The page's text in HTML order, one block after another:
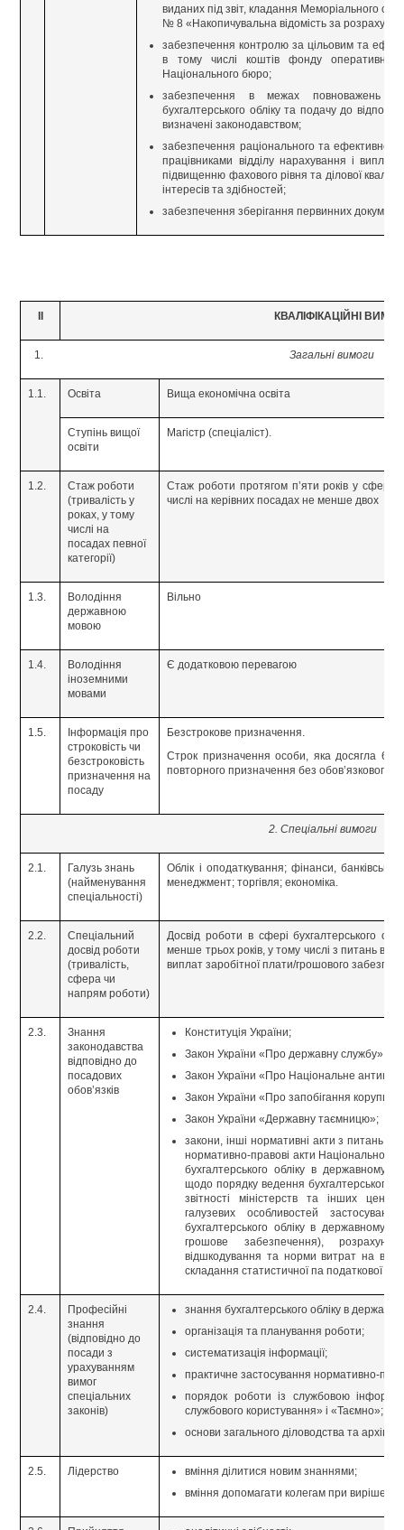
виданих під звіт, кладання Меморіального
№ 8 «Накопичувальна відомість за
забезпечення контролю за цільовим та
в тому числі коштів фонду оперативно
Національного бюро;
забезпечення в межах повноважень
бухгалтерського обліку та подачу до
визначені законодавством;
забезпечення раціонального та ефективного
працівниками відділу нарахування і виплат
підвищенню фахового рівня та ділової
інтересів та здібностей;
забезпечення зберігання первинних
КВАЛІФІКАЦІЙНІ
Загальні вимоги
1.1. Освіта Вища економічна освіта
Ступінь вищої
освіти
Магістр (спеціаліст).
1.2.
Стаж роботи
(тривалість у
роках, у тому
числі на
посадах певної
категорії)
Стаж роботи протягом п’яти років у сфері
числі на керівних посадах не менше двох
1.3.
Володіння
державною
мовою
Вільно
1.4.
Володіння
іноземними
мовами
Є додатковою перевагою
1.5.
Інформація про
строковість чи
безстроковість
призначення на
посаду
Безстрокове призначення.
Строк призначення особи, яка досягла 65-
повторного призначення без обов’язкового
2. Спеціальні вимоги
2.1.
Галузь знань
(найменування
спеціальності)
Облік і оподаткування; фінанси,
менеджмент; торгівля; економіка.
2.2.
Спеціальний
досвід роботи
(тривалість,
сфера чи
напрям роботи)
Досвід роботи в сфері бухгалтерського
менше трьох років, у тому числі з питань
виплат заробітної плати/грошового
2.3.
Знання
законодавства
відповідно до
посадових
обов’язків
Конституція України;
Закон України «Про державну службу»;
Закон України «Про Національне
Закон України «Про запобігання корупції»;
Закон України «Державну таємницю»;
закони, інші нормативні акти з питань
нормативно-правові акти Національного
бухгалтерського обліку в державному
щодо порядку ведення бухгалтерського
звітності міністерств та інших
галузевих особливостей
бухгалтерського обліку в державному
грошове забезпечення),
відшкодування та норми витрат на
складання статистичної па податкової
2.4.
Професійні
знання
(відповідно до
посади з
урахуванням
вимог
спеціальних
законів)
знання бухгалтерського обліку в
організація та планування роботи;
систематизація інформації;
практичне застосування нормативно-
порядок роботи із службовою
службового користування» і «Таємно»;
основи загального діловодства та
2.5. Лідерство
вміння ділитися новим знаннями;
вміння допомагати колегам при